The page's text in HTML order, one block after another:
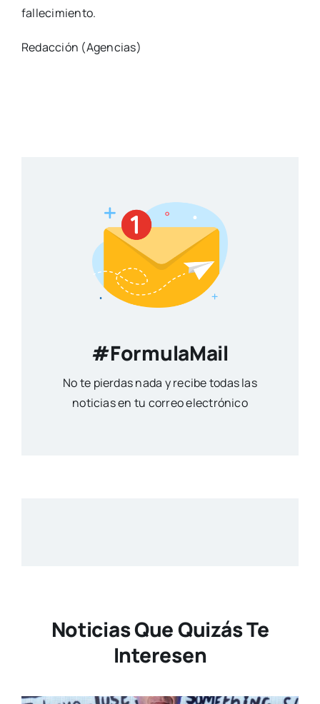
fallecimiento.
Redacción (Agencias)
#FormulaMail
No te pierdas nada y recibe todas las
noticias en tu correo electrónico
Noticias Que Quizás Te
Interesen